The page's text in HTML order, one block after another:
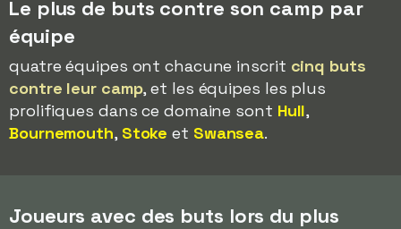
Le plus de buts contre son camp par
équipe
quatre équipes ont chacune inscrit cinq buts
contre leur camp, et les équipes les plus
prolifiques dans ce domaine sont Hull,
Bournemouth, Stoke et Swansea.
Joueurs avec des buts lors du plus